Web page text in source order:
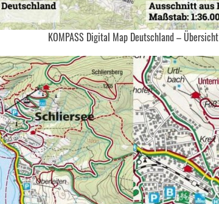
KOMPASS Digital Map Deutschland – Übersicht